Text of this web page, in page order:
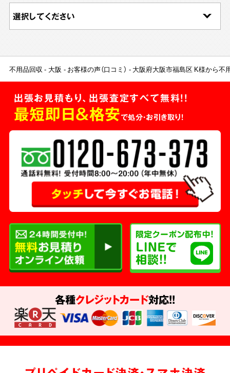
不用品回収 大阪 お客様の声（口コミ） 大阪府大阪市福島区 K様から不
出張お見積もり、出張査定すべて無料!!
最短即日＆格安で処分・お引き取り！
各種クレジットカード対応!!